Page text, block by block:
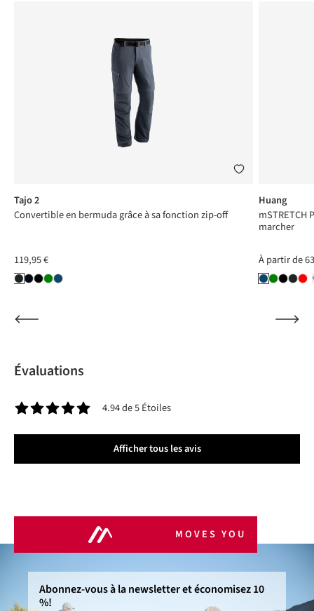
Tajo 2
Convertible en bermuda grâce à sa fonction zip-off
119,95 €
Huang
marcher
À partir de
Évaluations
4.94 de 5 Étoiles
Afficher tous les avis
MOVES YOU
Abonnez-vous à la newsletter et économisez 10
%!